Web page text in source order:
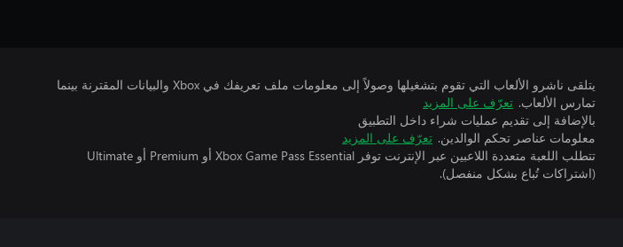
يتلقى ناشرو الألعاب التي تقوم بتشغيلها وصولاً إلى معلومات ملف تعريفك في Xbox والبيانات المقترنة بينما
تمارس الألعاب. تعرّف على المزيد
بالإضافة إلى تقديم عمليات شراء داخل التطبيق
معلومات عناصر تحكم الوالدين. تعرّف على المزيد
تتطلب اللعبة متعددة اللاعبين عبر الإنترنت توفر Xbox Game Pass Essential أو Premium أو Ultimate
(اشتراكات تُباع بشكل منفصل).